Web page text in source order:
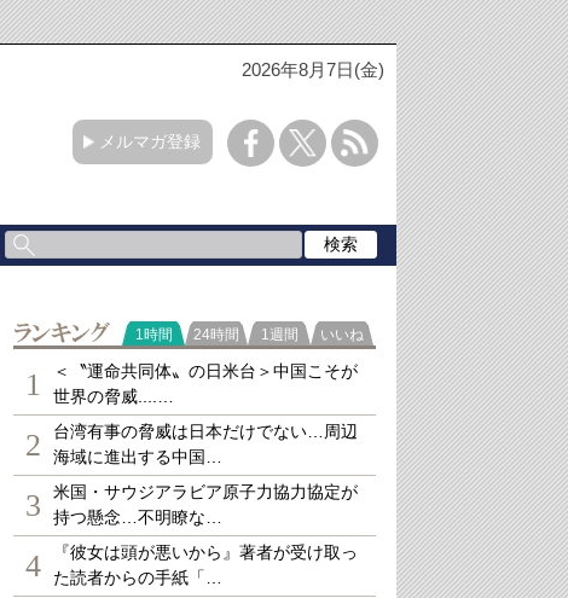
2026年8月7日(金)
メルマガ登録
ランキング
1時間 24時間 1週間 いいね
1
＜〝運命共同体〟の日米台＞中国こそが
世界の脅威....…
2
台湾有事の脅威は日本だけでない…周辺
海域に進出する中国…
3
米国・サウジアラビア原子力協力協定が
持つ懸念…不明瞭な…
4
『彼女は頭が悪いから』著者が受け取っ
た読者からの手紙「…